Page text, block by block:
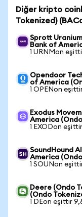
Diğer kripto
Tokenized)
Sprott
Bank of
1 URNMon
Opendoor
of America
1 OPENon
Exodus
America
1 EXODon
SoundHound
America
1 SOUNon
Deere (Ondo
(Ondo
1 DEon eşittir